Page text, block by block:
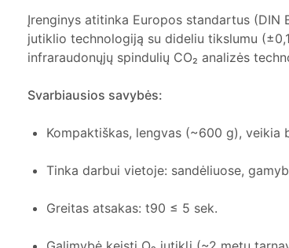
Įrenginys atitinka Europos standartus (DIN
jutiklio technologiją su dideliu tikslumu
infraraudonųjų spindulių CO₂ analizės
Svarbiausios savybės:
Kompaktiškas, lengvas (~600 g), veikia
Tinka darbui vietoje: sandėliuose,
Greitas atsakas: t90 ≤ 5 sek.